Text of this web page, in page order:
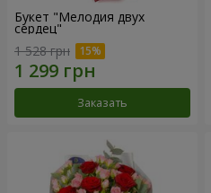
Букет "Мелодия двух
сердец"
1 528 грн
Заказать